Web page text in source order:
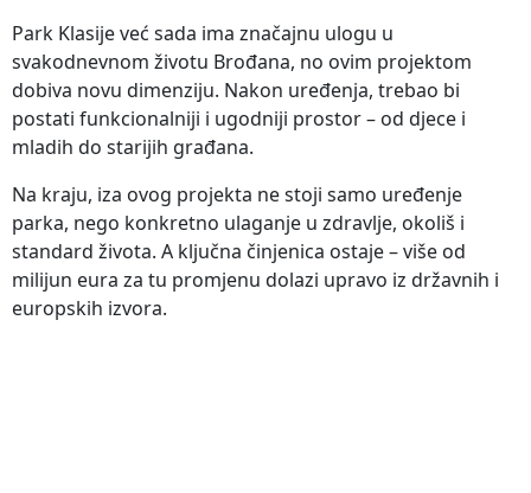
Park Klasije već sada ima značajnu ulogu u
svakodnevnom životu Brođana, no ovim projektom
dobiva novu dimenziju. Nakon uređenja, trebao bi
postati funkcionalniji i ugodniji prostor – od djece i
mladih do starijih građana.
Na kraju, iza ovog projekta ne stoji samo uređenje
parka, nego konkretno ulaganje u zdravlje, okoliš i
standard života. A ključna činjenica ostaje – više od
milijun eura za tu promjenu dolazi upravo iz državnih i
europskih izvora.